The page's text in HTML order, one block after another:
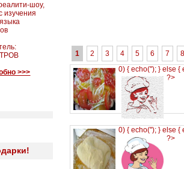
шоу,
изучения
>>>
1 2 3 4 5 6 7
8
0) { echo(''); } else {
?>
0) { echo(''); } else {
?>